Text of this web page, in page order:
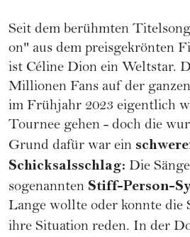
Seit dem berühmten
on" aus dem preisgekrönten
ist Céline Dion ein Weltstar.
Millionen Fans auf der
im Frühjahr 2023 eigentlich
Tournee gehen - doch die
Grund dafür war ein
Schicksalsschlag: Die
sogenannten Stiff-Person-
Lange wollte oder konnte die
ihre Situation reden. In der